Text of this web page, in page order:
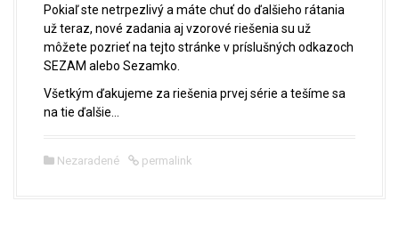
Pokiaľ ste netrpezlivý a máte chuť do ďalšieho rátania
už teraz, nové zadania aj vzorové riešenia su už
môžete pozrieť na tejto stránke v príslušných odkazoch
SEZAM alebo Sezamko.
Všetkým ďakujeme za riešenia prvej série a tešíme sa
na tie ďalšie…
Nezaradené permalink